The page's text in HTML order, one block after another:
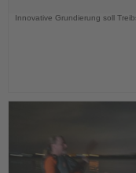
Innovative Grundierung soll